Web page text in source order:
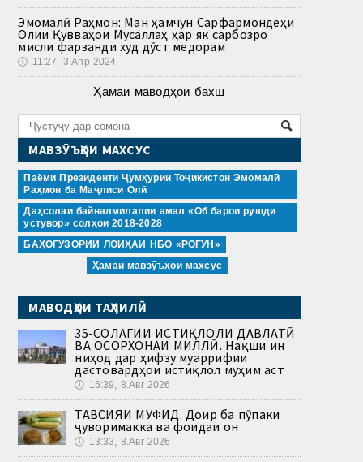
Эмомалӣ Раҳмон: Ман ҳамчун Сарфармондеҳи
Олии Қувваҳои Мусаллаҳ ҳар як сарбозро
мисли фарзанди худ дӯст медорам
🕔 11:27, 3.Апр 2024
Ҳамаи маводҳои бахш
МАВЗӮЪҲОИ МАХСУС
Паёми Президенти Ҷумҳурии Тоҷикистон Эмомалӣ
Раҳмон ба Маҷлиси Олӣ
Даҳсолаи байналмилалии амал «Об барои рушди
устувор» солҳои 2018-2028
БАҲОГУЗОРИИ ЛОИҲАИ НБО «РОҒУН»
Ҳамаи мавзӯъҳои махсус
МАВОДҲОИ ТАҲЛИЛӢ
35-СОЛАГИИ ИСТИҚЛОЛИ ДАВЛАТӢ
ВА ОСОРХОНАИ МИЛЛӢ. Нақши ин
ниҳод дар ҳифзу муаррифии
дастовардҳои истиқлол муҳим аст
🕔 15:39, 8.Авг 2026
ТАВСИЯИ МУФИД. Доир ба пӯпаки
ҷуворимакка ва фоидаи он
🕔 13:33, 8.Авг 2026